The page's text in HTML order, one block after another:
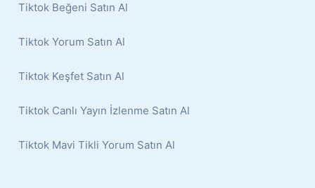
Tiktok Beğeni Satın Al
Tiktok Yorum Satın Al
Tiktok Keşfet Satın Al
Tiktok Canlı Yayın İzlenme Satın Al
Tiktok Mavi Tikli Yorum Satın Al